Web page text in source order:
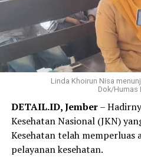
Elok mengaku hanya
melalui WhatsApp
Program REHAB 3.0.
Menurutnya, proses yang
mengharuskannya datang ke
membuat layanan tersebut
diakses.
“Saya langsung mendaftar
Aplikasi Mobile JKN dan
Linda Khoirun Nisa
Dok/Humas
DETAIL.ID, Jember–
Kesehatan Nasional (JKN)
Kesehatan telah memperluas
pelayanan kesehatan.